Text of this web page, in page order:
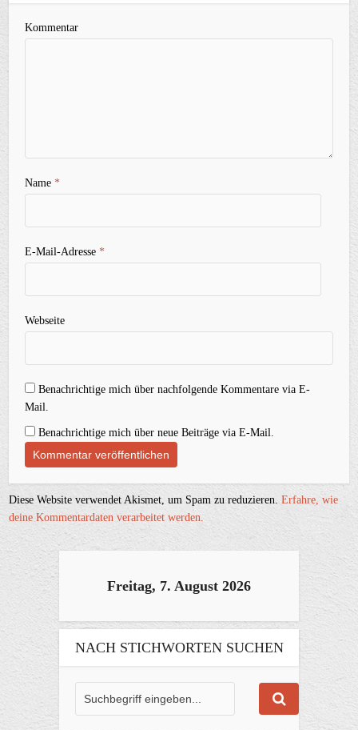
Kommentar
Name*
E-Mail-Adresse*
Webseite
Benachrichtige mich über nachfolgende Kommentare via E-
Mail.
Benachrichtige mich über neue Beiträge via E-Mail.
Diese Website verwendet Akismet, um Spam zu reduzieren.Erfahre, wie
deine Kommentardaten verarbeitet werden.
Freitag, 7. August 2026
NACH STICHWORTEN SUCHEN